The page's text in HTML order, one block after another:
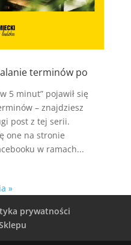
terminów po
5 minut” pojawił się
– znajdziesz
post z tej serii.
one na stronie
w ramach...
»
prywatności